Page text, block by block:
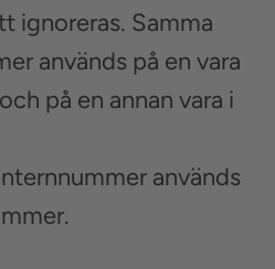
ignoreras. Samma
används på en vara
på en annan vara i
används